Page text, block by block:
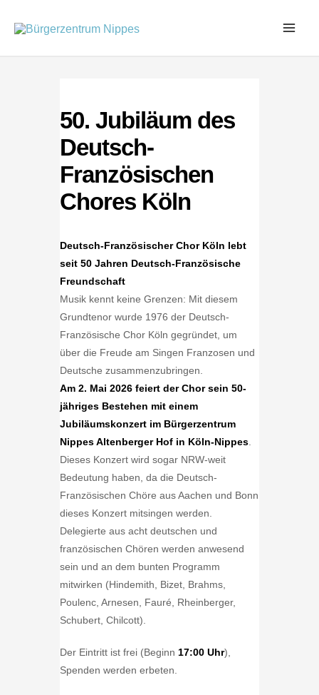
Inhalt
50. Jubiläum des
Deutsch-
Französischen
Chores Köln
Deutsch-Französischer Chor Köln lebt
seit 50 Jahren Deutsch-Französische
Freundschaft
Musik kennt keine Grenzen: Mit diesem
Grundtenor wurde 1976 der Deutsch-
Französische Chor Köln gegründet, um
über die Freude am Singen Franzosen und
Deutsche zusammenzubringen.
Am 2. Mai 2026 feiert der Chor sein 50-
jähriges Bestehen mit einem
Jubiläumskonzert im Bürgerzentrum
Nippes Altenberger Hof in Köln-Nippes
Dieses Konzert wird sogar NRW-weit
Bedeutung haben, da die Deutsch-
Französischen Chöre aus Aachen und Bonn
dieses Konzert mitsingen werden.
Delegierte aus acht deutschen und
französischen Chören werden anwesend
sein und an dem bunten Programm
mitwirken (Hindemith, Bizet, Brahms,
Poulenc, Arnesen, Fauré, Rheinberger,
Schubert, Chilcott).
Der Eintritt ist frei (Beginn 17:00 Uhr),
Spenden werden erbeten.